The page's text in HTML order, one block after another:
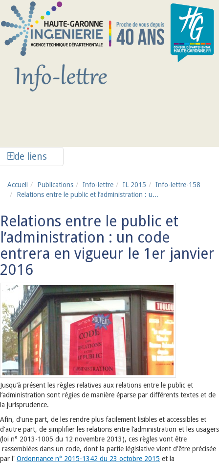
Aller au contenu principal
de liens
Accueil Publications Info-lettre IL 2015
Info-lettre-158
Relations entre le public et l’administration : u...
Relations entre le public et
l’administration : un code
entrera en vigueur le 1er janvier
2016
Jusqu’à présent les règles relatives aux relations entre le public et
l’administration sont régies de manière éparse par différents textes et de
la jurisprudence.
Afin, d'une part, de les rendre plus facilement lisibles et accessibles et
d'autre part, de simplifier les relations entre l’administration et les usagers
(loi n° 2013-1005 du 12 novembre 2013), ces règles vont être
rassemblées dans un code, dont la partie législative vient d'être précisée
par l' Ordonnance n° 2015-1342 du 23 octobre 2015 et la